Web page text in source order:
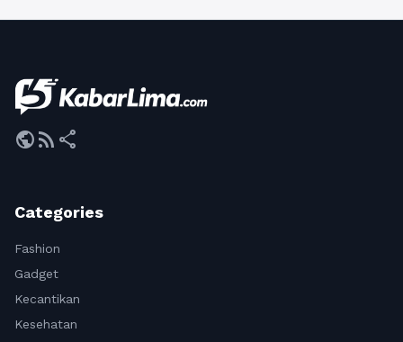
publicrss_feed share
Categories
Fashion
Gadget
Kecantikan
Kesehatan